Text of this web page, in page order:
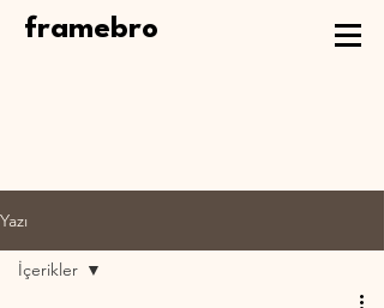
framebro
Yazı
İçerikler